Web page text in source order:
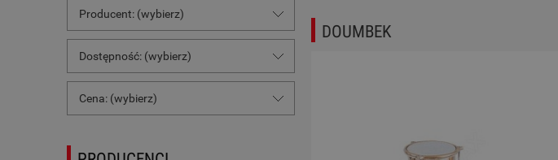
Producent: (wybierz)
Dostępność: (wybierz)
Cena: (wybierz)
DOUMBEK